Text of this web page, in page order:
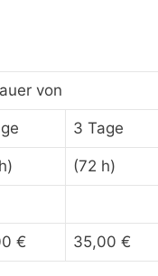
von
3 Tage
(72 h)
€ 35,00 €